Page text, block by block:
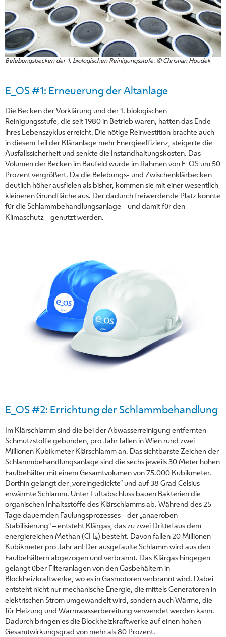
Belebungsbecken der 1. biologischen Reinigungsstufe. © Christian Houdek
E_OS #1: Erneuerung der Altanlage
Die Becken der Vorklärung und der 1. biologischen
Reinigungsstufe, die seit 1980 in Betrieb waren, hatten das Ende
ihres Lebenszyklus erreicht. Die nötige Reinvestition brachte auch
in diesem Teil der Kläranlage mehr Energieeffizienz, steigerte die
Ausfallssicherheit und senkte die Instandhaltungskosten. Das
Volumen der Becken im Baufeld wurde im Rahmen von E_OS um 50
Prozent vergrößert. Da die Belebungs- und Zwischenklärbecken
deutlich höher ausfielen als bisher, kommen sie mit einer wesentlich
kleineren Grundfläche aus. Der dadurch freiwerdende Platz konnte
für die Schlammbehandlungsanlage – und damit für den
Klimaschutz – genutzt werden.
E_OS #2: Errichtung der Schlammbehandlung
Im Klärschlamm sind die bei der Abwasserreinigung entfernten
Schmutzstoffe gebunden, pro Jahr fallen in Wien rund zwei
Millionen Kubikmeter Klärschlamm an. Das sichtbarste Zeichen der
Schlammbehandlungsanlage sind die sechs jeweils 30 Meter hohen
Faulbehälter mit einem Gesamtvolumen von 75.000 Kubikmeter.
Dorthin gelangt der „voreingedickte“ und auf 38 Grad Celsius
erwärmte Schlamm. Unter Luftabschluss bauen Bakterien die
organischen Inhaltsstoffe des Klärschlamms ab. Während des 25
Tage dauernden Faulungsprozesses – der „anaeroben
Stabilisierung“ – entsteht Klärgas, das zu zwei Drittel aus dem
energiereichen Methan (CH4) besteht. Davon fallen 20 Millionen
Kubikmeter pro Jahr an! Der ausgefaulte Schlamm wird aus den
Faulbehältern abgezogen und verbrannt. Das Klärgas hingegen
gelangt über Filteranlagen von den Gasbehältern in
Blockheizkraftwerke, wo es in Gasmotoren verbrannt wird. Dabei
entsteht nicht nur mechanische Energie, die mittels Generatoren in
elektrischen Strom umgewandelt wird, sondern auch Wärme, die
für Heizung und Warmwasserbereitung verwendet werden kann.
Dadurch bringen es die Blockheizkraftwerke auf einen hohen
Gesamtwirkungsgrad von mehr als 80 Prozent.